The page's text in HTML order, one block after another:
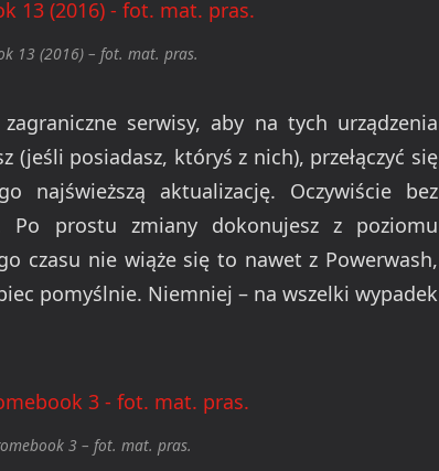
13 (2016) – fot. mat. pras.
serwisy, aby na tych urządzenia
(jeśli posiadasz, któryś z nich), przełączyć się
najświeższą aktualizację. Oczywiście bez
Po prostu zmiany dokonujesz z poziomu
czasu nie wiąże się to nawet z Powerwash,
pomyślnie. Niemniej – na wszelki wypadek
3 – fot. mat. pras.